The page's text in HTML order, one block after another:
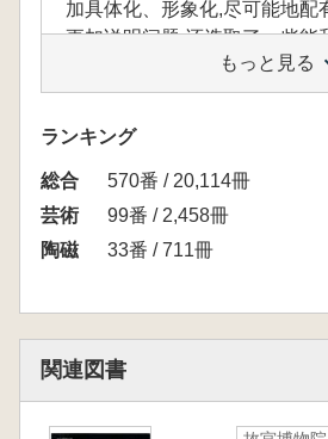
加具体化、形象化,尽可能地配
更加说明问题,还选取了一些能
完整器,以附图的形式出现。此
论文、标本与窑址及完整器的
古代窑址研究的不足起到了一
本書は、『故宮博物院蔵中国
の一冊であり、故宮博物院の
ため、可能な限り窯址の図面
す。
もっと見る
ランキング
総合
570番 / 20,114冊
芸術
99番 / 2,458冊
陶磁
33番 / 711冊
関連図書